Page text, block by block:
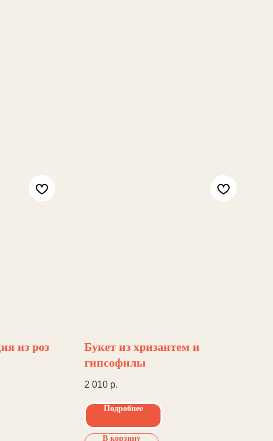
из роз
Букет из хризантем и
гипсофилы
2 010 р.
Подробнее
В корзину